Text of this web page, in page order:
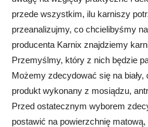
przede wszystkim, ilu karniszy
przeanalizujmy, co chcielibyśmy
producenta Karnix znajdziemy
Przemyślmy, który z nich będzie
Możemy zdecydować się na
produkt wykonany z mosiądzu,
Przed ostatecznym wyborem
postawić na powierzchnię